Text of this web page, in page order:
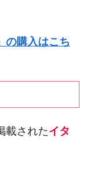
の購入はこち
載されたイタ